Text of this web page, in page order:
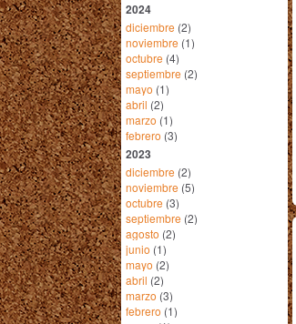
2024
diciembre (2)
noviembre (1)
octubre (4)
septiembre (2)
mayo (1)
abril (2)
marzo (1)
febrero (3)
2023
diciembre (2)
noviembre (5)
octubre (3)
septiembre (2)
agosto (2)
junio (1)
mayo (2)
abril (2)
marzo (3)
febrero (1)